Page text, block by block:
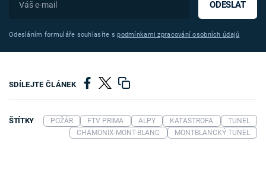
ODESLAT
Odesláním formuláře souhlasíte spodmínkami zpracování osobních údajů
SDÍLEJTE ČLÁNEK
ŠTÍTKY POŽÁR FTV PRIMA ALPY KATASTROFA
TUNEL
CHAMONIX-MONT-BLANC
MONTBLANCKÝ TUNEL